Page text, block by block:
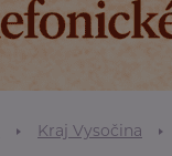
Kraj Vysočina